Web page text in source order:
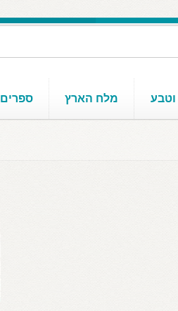
מלח הארץ ספרים